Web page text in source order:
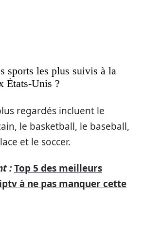
sports les plus suivis à la
États-Unis ?
regardés incluent le
le basketball, le baseball,
et le soccer.
:Top 5 des meilleurs
à ne pas manquer cette